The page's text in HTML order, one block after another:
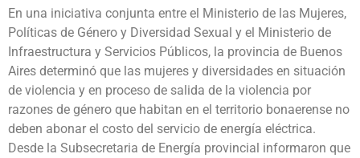
En una iniciativa conjunta entre el Ministerio de las Mujeres,
Políticas de Género y Diversidad Sexual y el Ministerio de
Infraestructura y Servicios Públicos, la provincia de Buenos
Aires determinó que las mujeres y diversidades en situación
de violencia y en proceso de salida de la violencia por
razones de género que habitan en el territorio bonaerense no
deben abonar el costo del servicio de energía eléctrica.
Desde la Subsecretaria de Energía provincial informaron que